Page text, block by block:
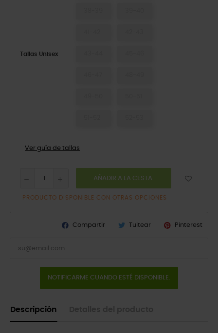
Tallas Unisex
Ver guía de tallas
AÑADIR A LA CESTA
PRODUCTO DISPONIBLE CON OTRAS OPCIONES
Compartir Tuitear Pinterest
NOTIFICARME CUANDO ESTÉ DISPONIBLE.
Descripción